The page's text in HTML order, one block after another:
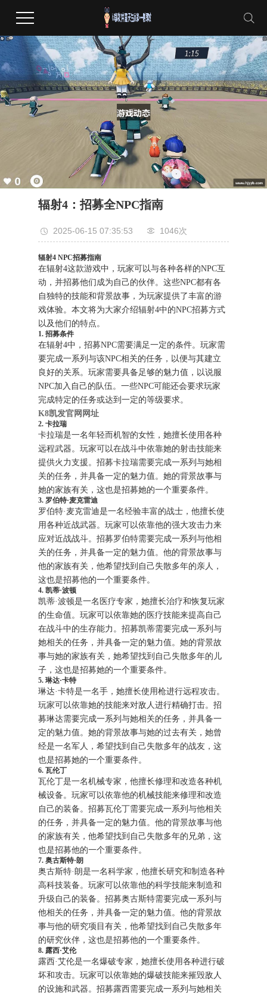
辐射4：招募全NPC指南
2025-06-15 07:35:53 1046次
辐射4 NPC招募指南
在辐射4这款游戏中，玩家可以与各种各样的NPC互
动，并招募他们成为自己的伙伴。这些NPC都有各
自独特的技能和背景故事，为玩家提供了丰富的游
戏体验。本文将为大家介绍辐射4中的NPC招募方式
以及他们的特点。
1. 招募条件
在辐射4中，招募NPC需要满足一定的条件。玩家需
要完成一系列与该NPC相关的任务，以便与其建立
良好的关系。玩家需要具备足够的魅力值，以说服
NPC加入自己的队伍。一些NPC可能还会要求玩家
完成特定的任务或达到一定的等级要求。
K8凯发官网网址
2. 卡拉瑞
卡拉瑞是一名年轻而机智的女性，她擅长使用各种
远程武器。玩家可以在战斗中依靠她的射击技能来
提供火力支援。招募卡拉瑞需要完成一系列与她相
关的任务，并具备一定的魅力值。她的背景故事与
她的家族有关，这也是招募她的一个重要条件。
3. 罗伯特·麦克雷迪
罗伯特·麦克雷迪是一名经验丰富的战士，他擅长使
用各种近战武器。玩家可以依靠他的强大攻击力来
应对近战战斗。招募罗伯特需要完成一系列与他相
关的任务，并具备一定的魅力值。他的背景故事与
他的家族有关，他希望找到自己失散多年的亲人，
这也是招募他的一个重要条件。
4. 凯蒂·波顿
凯蒂·波顿是一名医疗专家，她擅长治疗和恢复玩家
的生命值。玩家可以依靠她的医疗技能来提高自己
在战斗中的生存能力。招募凯蒂需要完成一系列与
她相关的任务，并具备一定的魅力值。她的背景故
事与她的家族有关，她希望找到自己失散多年的儿
子，这也是招募她的一个重要条件。
5. 琳达·卡特
琳达·卡特是一名手，她擅长使用枪进行远程攻击。
玩家可以依靠她的技能来对敌人进行精确打击。招
募琳达需要完成一系列与她相关的任务，并具备一
定的魅力值。她的背景故事与她的过去有关，她曾
经是一名军人，希望找到自己失散多年的战友，这
也是招募她的一个重要条件。
6. 瓦伦丁
瓦伦丁是一名机械专家，他擅长修理和改造各种机
械设备。玩家可以依靠他的机械技能来修理和改造
自己的装备。招募瓦伦丁需要完成一系列与他相关
的任务，并具备一定的魅力值。他的背景故事与他
的家族有关，他希望找到自己失散多年的兄弟，这
也是招募他的一个重要条件。
7. 奥古斯特·朗
奥古斯特·朗是一名科学家，他擅长研究和制造各种
高科技装备。玩家可以依靠他的科学技能来制造和
升级自己的装备。招募奥古斯特需要完成一系列与
他相关的任务，并具备一定的魅力值。他的背景故
事与他的研究项目有关，他希望找到自己失散多年
的研究伙伴，这也是招募他的一个重要条件。
8. 露西·艾伦
露西·艾伦是一名爆破专家，她擅长使用各种进行破
坏和攻击。玩家可以依靠她的爆破技能来摧毁敌人
的设施和武器。招募露西需要完成一系列与她相关